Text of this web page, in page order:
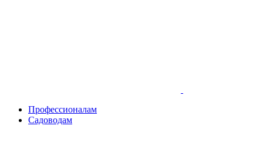
Профессионалам
Садоводам